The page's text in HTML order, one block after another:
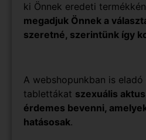
ki Önnek eredeti
megadjuk Önnek a
szeretné, szerintünk így
A webshopunkban is
tablettákat szexuális
érdemes bevenni,
hatásosak.